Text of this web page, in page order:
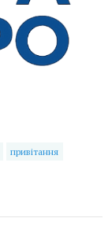
привітання